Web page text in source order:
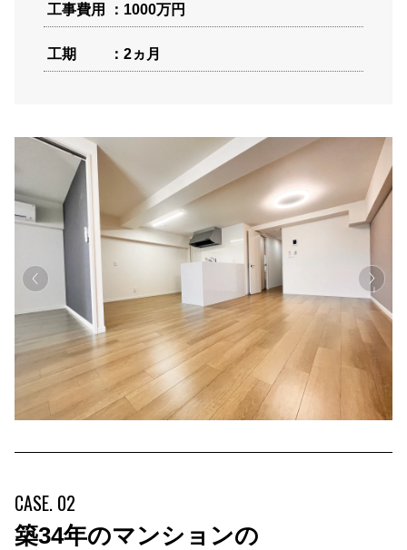
工事費用 1000万円
工期 2ヵ月
CASE. 02
築34年のマンションの